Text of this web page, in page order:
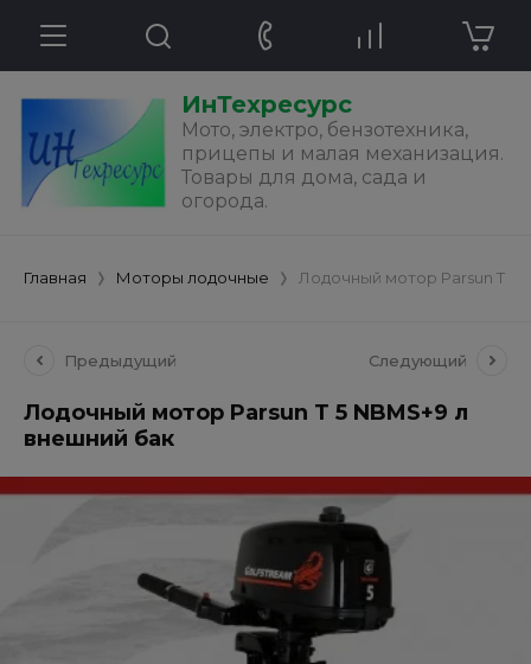
ИнТехресурс
Мото, электро, бензотехника,
прицепы и малая механизация.
Товары для дома, сада и
огорода.
Главная Моторы лодочные Лодочный мотор Parsun T 5
Предыдущий Следующий
Лодочный мотор Parsun T 5 NBMS+9 л
внешний бак